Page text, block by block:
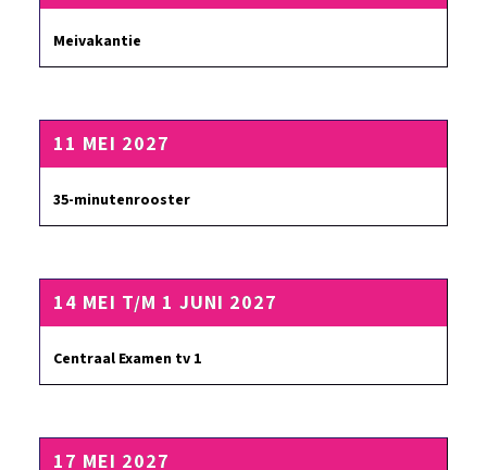
Meivakantie
11 MEI 2027
35-minutenrooster
14 MEI T/M 1 JUNI 2027
Centraal Examen tv 1
17 MEI 2027